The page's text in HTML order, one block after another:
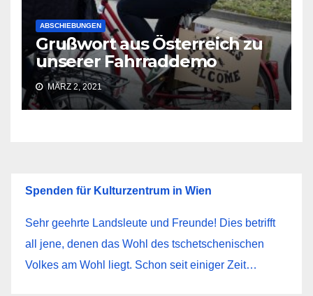
ABSCHIEBUNGEN
Grußwort aus Österreich zu
unserer Fahrraddemo
MÄRZ 2, 2021
Spenden für Kulturzentrum in Wien
Sehr geehrte Landsleute und Freunde! Dies betrifft
all jene, denen das Wohl des tschetschenischen
Volkes am Wohl liegt. Schon seit einiger Zeit…